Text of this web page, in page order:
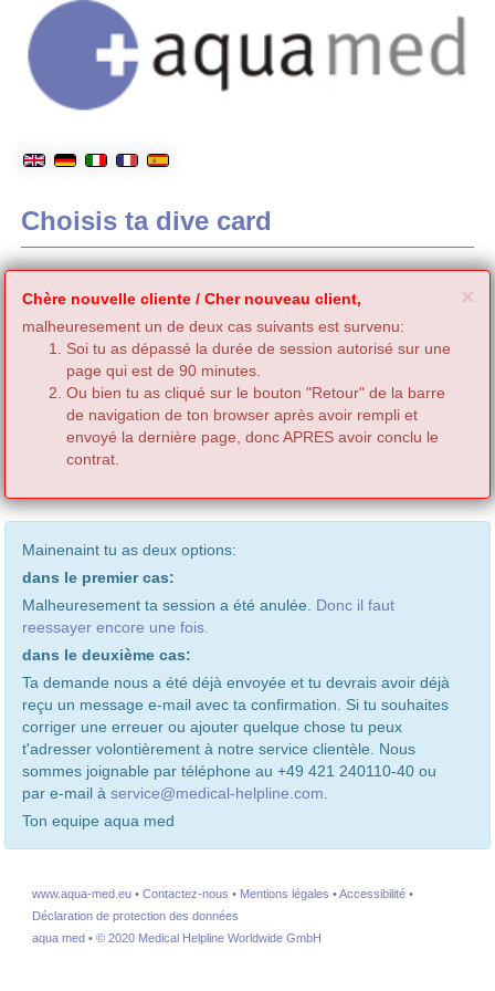
Choisis ta dive card
×
Chère nouvelle cliente / Cher nouveau client,
malheuresement un de deux cas suivants est survenu:
Soi tu as dépassé la durée de session autorisé sur une
page qui est de 90 minutes.
Ou bien tu as cliqué sur le bouton "Retour" de la barre
de navigation de ton browser après avoir rempli et
envoyé la dernière page, donc APRES avoir conclu le
contrat.
Mainenaint tu as deux options:
dans le premier cas:
Malheuresement ta session a été anulée. Donc il faut
reessayer encore une fois.
dans le deuxième cas:
Ta demande nous a été déjà envoyée et tu devrais avoir déjà
reçu un message e-mail avec ta confirmation. Si tu souhaites
corriger une erreuer ou ajouter quelque chose tu peux
t'adresser volontièrement à notre service clientèle. Nous
sommes joignable par téléphone au +49 421 240110-40 ou
par e-mail à service@medical-helpline.com.
Ton equipe aqua med
www.aqua-med.eu • Contactez-nous • Mentions légales •Accessibilité •
Déclaration de protection des données
aqua med • © 2020 Medical Helpline Worldwide GmbH